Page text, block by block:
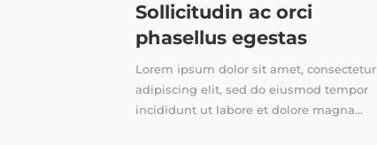
Sollicitudin ac orci
phasellus egestas
Lorem ipsum dolor sit amet, consectetur
adipiscing elit, sed do eiusmod tempor
incididunt ut labore et dolore magna...